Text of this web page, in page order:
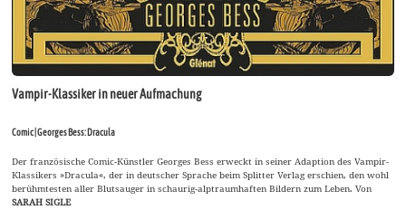
Vampir-Klassiker in neuer Aufmachung
Comic | Georges Bess: Dracula
Der französische Comic-Künstler Georges Bess erweckt in seiner Adaption des Vampir-
Klassikers »Dracula«, der in deutscher Sprache beim Splitter Verlag erschien, den wohl
berühmtesten aller Blutsauger in schaurig-alptraumhaften Bildern zum Leben. Von
SARAH SIGLE